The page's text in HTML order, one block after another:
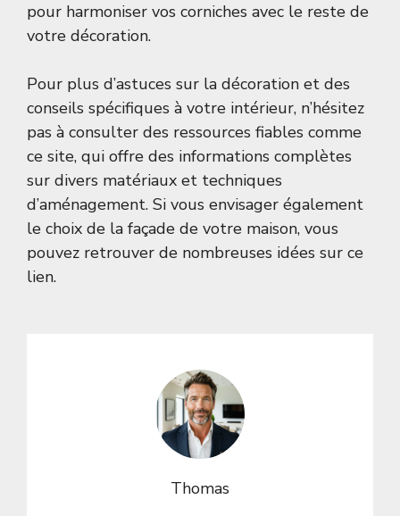
pour harmoniser vos corniches avec le reste de
votre décoration.
Pour plus d’astuces sur la décoration et des
conseils spécifiques à votre intérieur, n’hésitez
pas à consulter des ressources fiables comme
ce site, qui offre des informations complètes
sur divers matériaux et techniques
d’aménagement. Si vous envisager également
le choix de la façade de votre maison, vous
pouvez retrouver de nombreuses idées sur ce
lien.
Thomas